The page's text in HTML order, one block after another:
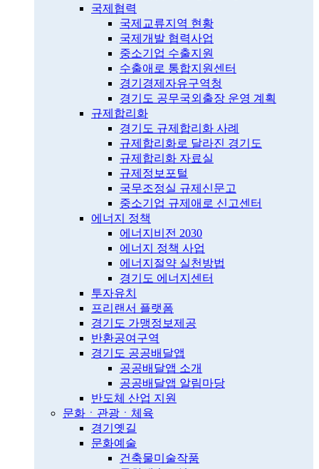
국제협력
국제교류지역 현황
국제개발 협력사업
중소기업 수출지원
수출애로 통합지원센터
경기경제자유구역청
경기도 공무국외출장 운영 계획
규제합리화
경기도 규제합리화 사례
규제합리화로 달라진 경기도
규제합리화 자료실
규제정보포털
국무조정실 규제신문고
중소기업 규제애로 신고센터
에너지 정책
에너지비전 2030
에너지 정책 사업
에너지절약 실천방법
경기도 에너지센터
투자유치
프리랜서 플랫폼
경기도 가맹정보제공
반환공여구역
경기도 공공배달앱
공공배달앱 소개
공공배달앱 알림마당
반도체 산업 지원
문화ㆍ관광ㆍ체육
경기옛길
문화예술
건축물미술작품